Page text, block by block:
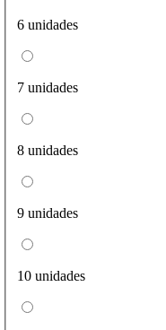
6 unidades
7 unidades
8 unidades
9 unidades
10 unidades